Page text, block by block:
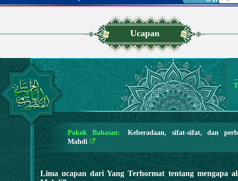
Ucapan
Pokok Bahasan:
Keberadaan, sifat-sifat, dan
Mahdi
Lima ucapan dari Yang Terhormat tentang mengapa